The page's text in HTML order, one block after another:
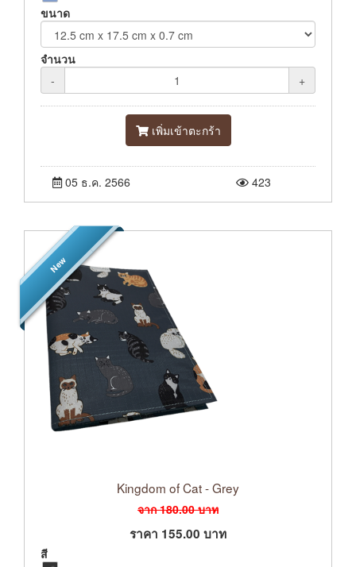
ขนาด
จำนวน
-
+
เพิ่มเข้าตะกร้า
05 ธ.ค. 2566 423
New
Kingdom of Cat - Grey
จาก180.00บาท
ราคา 155.00 บาท
สี